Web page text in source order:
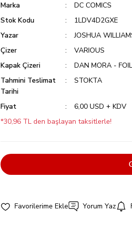
Marka
DC COMICS
Stok Kodu
1LDV4D2GXE
Yazar
JOSHUA
Çizer
VARIOUS
Kapak Çizeri
DAN MORA - FOIL
Tahmini Teslimat
Tarihi
STOKTA
Fiyat
6,00 USD + KDV
*30,96 TL den başlayan taksitlerle!
Yorum Yaz